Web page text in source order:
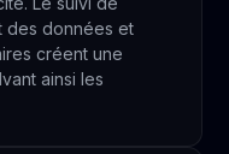
des données et
créent une
ainsi les